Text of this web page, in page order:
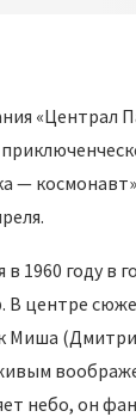
«Централ
—
1960 году в
В центре
Миша
небо, он